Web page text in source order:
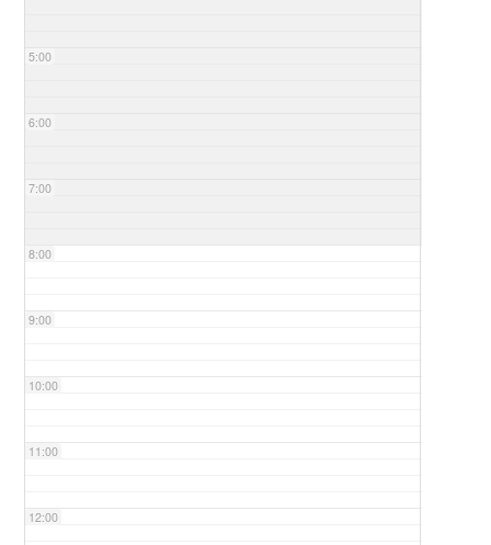
5:00
6:00
7:00
8:00
9:00
10:00
11:00
12:00